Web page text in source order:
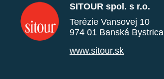
SITOUR spol. s r.o.
Terézie Vansovej 10
974 01 Banská Bystrica
www.sitour.sk